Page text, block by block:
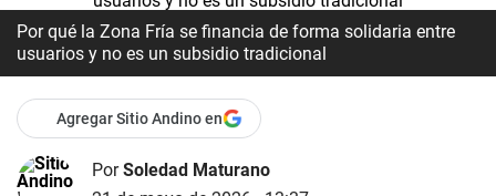
Por qué la Zona Fría se financia de forma solidaria entre
usuarios y no es un subsidio tradicional
Agregar Sitio Andino en
PorSoledad Maturano